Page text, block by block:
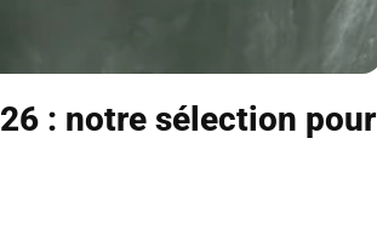
: notre sélection pour